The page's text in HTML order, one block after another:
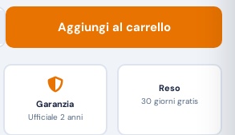
Aggiungi al carrello
Garanzia
Ufficiale 2 anni
Reso
30 giorni gratis